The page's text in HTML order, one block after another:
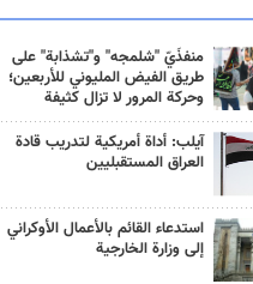
منفذَيّ "شلمجه" و"تشذابة" على
طريق الفيض المليوني للأربعين؛
وحركة المرور لا تزال كثيفة
آيلب: أداة أمريكية لتدريب قادة
العراق المستقبليين
استدعاء القائم بالأعمال الأوكراني
إلى وزارة الخارجية